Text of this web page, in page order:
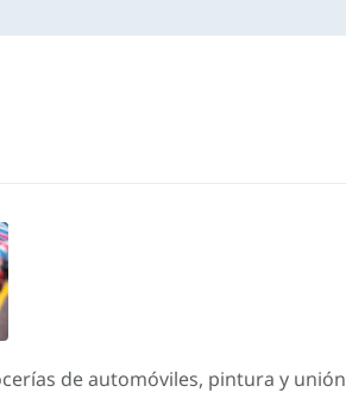
de automóviles, pintura y unión